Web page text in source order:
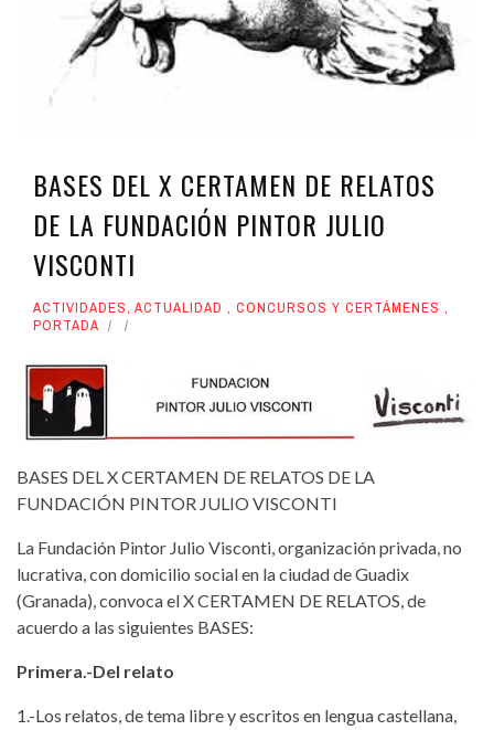
BASES DEL X CERTAMEN DE RELATOS
DE LA FUNDACIÓN PINTOR JULIO
VISCONTI
ACTIVIDADES, ACTUALIDAD , CONCURSOS Y CERTÁMENES ,
PORTADA
BASES DEL X CERTAMEN DE RELATOS DE LA
FUNDACIÓN PINTOR JULIO VISCONTI
La Fundación Pintor Julio Visconti, organización privada, no
lucrativa, con domicilio social en la ciudad de Guadix
(Granada), convoca el X CERTAMEN DE RELATOS, de
acuerdo a las siguientes BASES:
Primera.-Del relato
1.-Los relatos, de tema libre y escritos en lengua castellana,